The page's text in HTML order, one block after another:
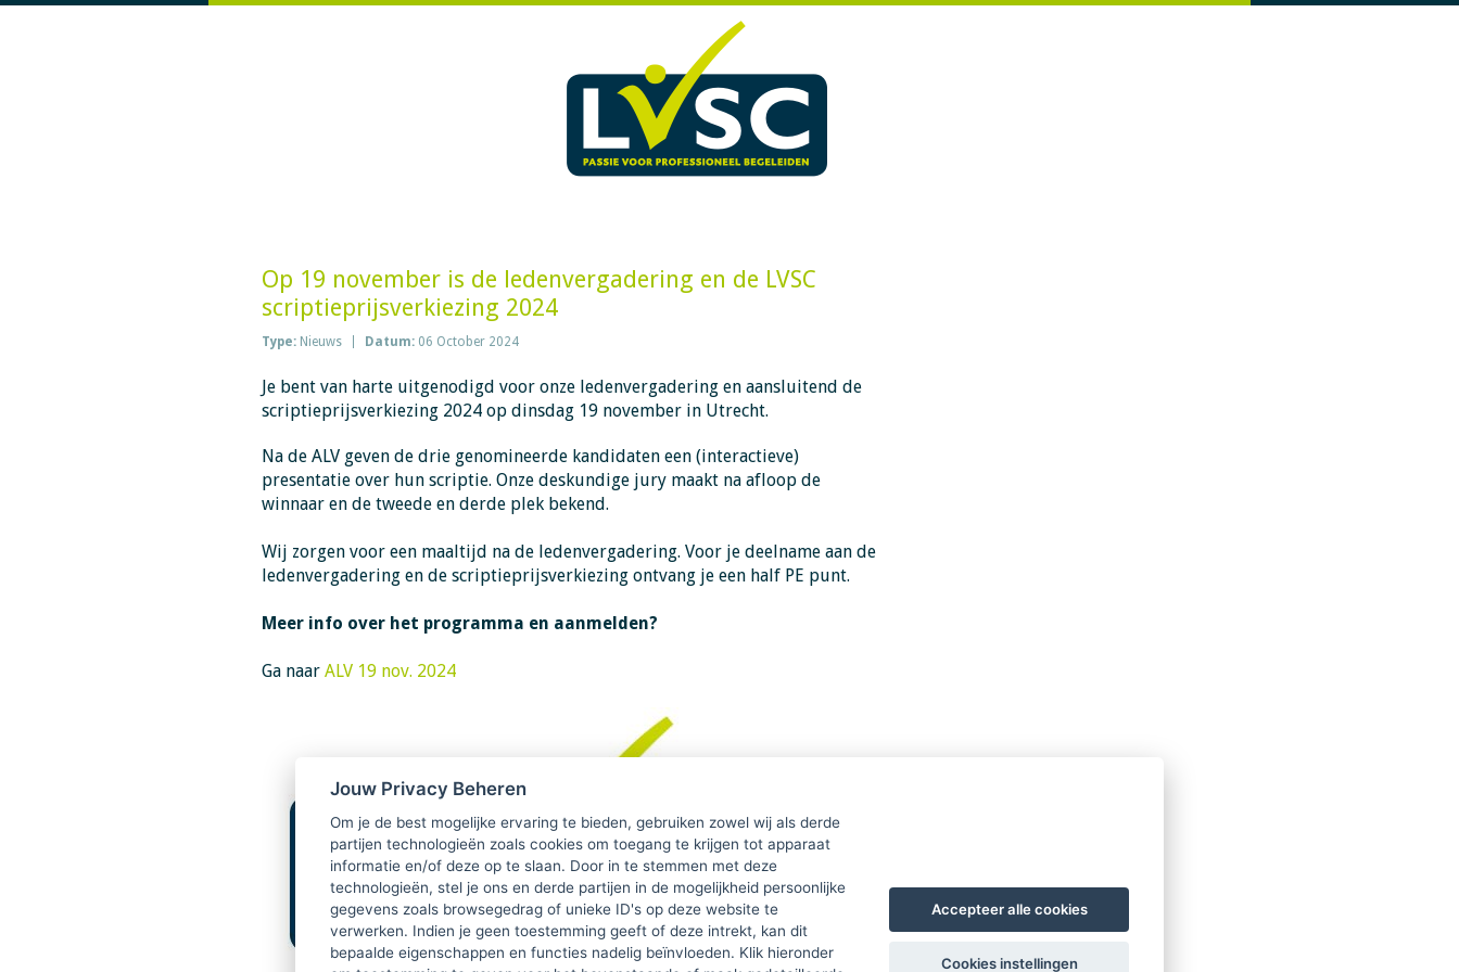
Op 19 november is de ledenvergadering en de LVSC
scriptieprijsverkiezing 2024
Type: Nieuws Datum: 06 October 2024
Je bent van harte uitgenodigd voor onze ledenvergadering en aansluitend de
scriptieprijsverkiezing 2024 op dinsdag 19 november in Utrecht.
Na de ALV geven de drie genomineerde kandidaten een (interactieve)
presentatie over hun scriptie. Onze deskundige jury maakt na afloop de
winnaar en de tweede en derde plek bekend.
Wij zorgen voor een maaltijd na de ledenvergadering. Voor je deelname aan de
ledenvergadering en de scriptieprijsverkiezing ontvang je een half PE punt.
Meer info over het programma en aanmelden?
Ga naar ALV 19 nov. 2024
Jouw Privacy Beheren
Om je de best mogelijke ervaring te bieden, gebruiken zowel wij als derde
partijen technologieën zoals cookies om toegang te krijgen tot apparaat
informatie en/of deze op te slaan. Door in te stemmen met deze
technologieën, stel je ons en derde partijen in de mogelijkheid persoonlijke
gegevens zoals browsegedrag of unieke ID's op deze website te
verwerken. Indien je geen toestemming geeft of deze intrekt, kan dit
bepaalde eigenschappen en functies nadelig beïnvloeden. Klik hieronder
Accepteer alle cookies
Cookies instellingen